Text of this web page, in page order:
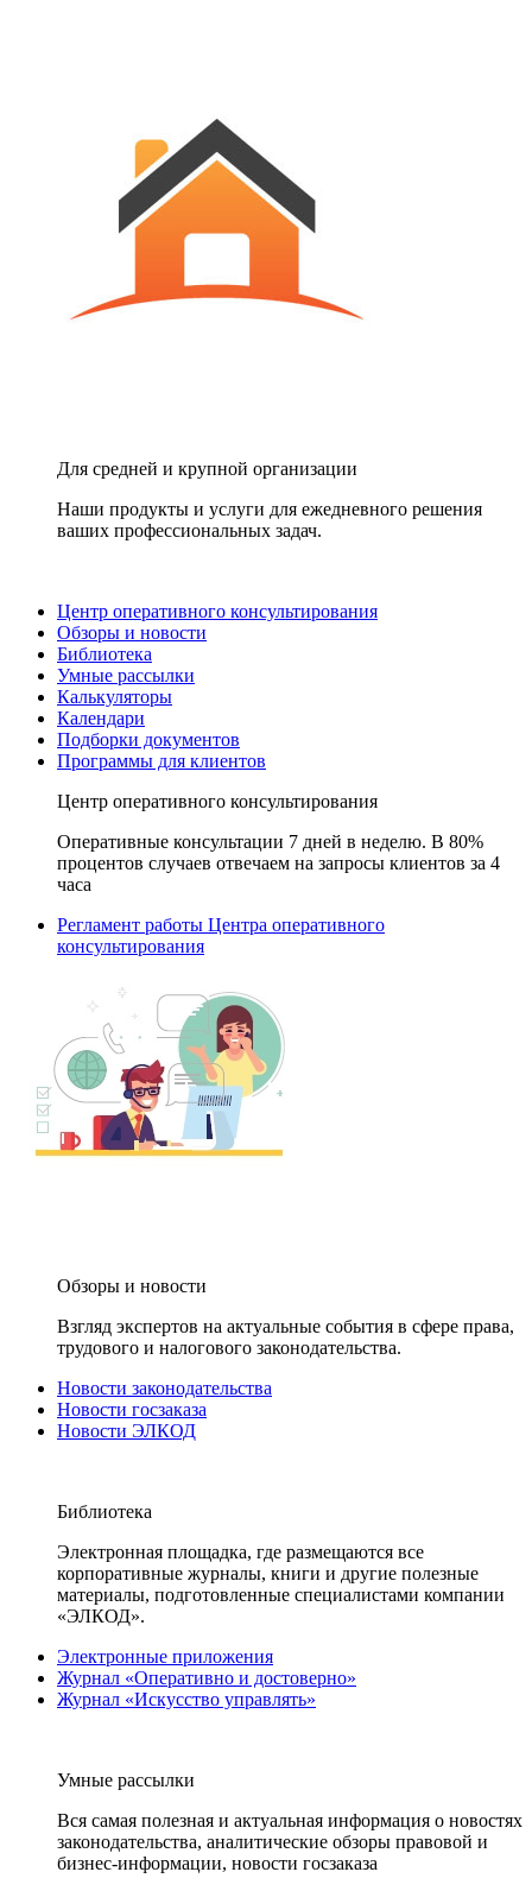
Для средней и крупной организации
Наши продукты и услуги для ежедневного решения
ваших профессиональных задач.
Центр оперативного консультирования
Обзоры и новости
Библиотека
Умные рассылки
Калькуляторы
Календари
Подборки документов
Программы для клиентов
Центр оперативного консультирования
Оперативные консультации 7 дней в неделю. В 80%
процентов случаев отвечаем на запросы клиентов за 4
часа
Регламент работы Центра оперативного
консультирования
Обзоры и новости
Взгляд экспертов на актуальные события в сфере права,
трудового и налогового законодательства.
Новости законодательства
Новости госзаказа
Новости ЭЛКОД
Библиотека
Электронная площадка, где размещаются все
корпоративные журналы, книги и другие полезные
материалы, подготовленные специалистами компании
«ЭЛКОД».
Электронные приложения
Журнал «Оперативно и достоверно»
Журнал «Искусство управлять»
Умные рассылки
Вся самая полезная и актуальная информация о новостях
законодательства, аналитические обзоры правовой и
бизнес-информации, новости госзаказа